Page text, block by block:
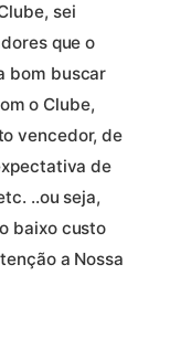
sei
que o
bom buscar
o Clube,
vencedor, de
de
..ou seja,
baixo custo
a Nossa